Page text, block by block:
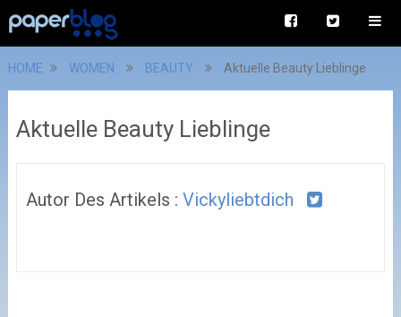
HOME WOMEN BEAUTY Aktuelle Beauty Lieblinge
Aktuelle Beauty Lieblinge
Autor Des Artikels : Vickyliebtdich